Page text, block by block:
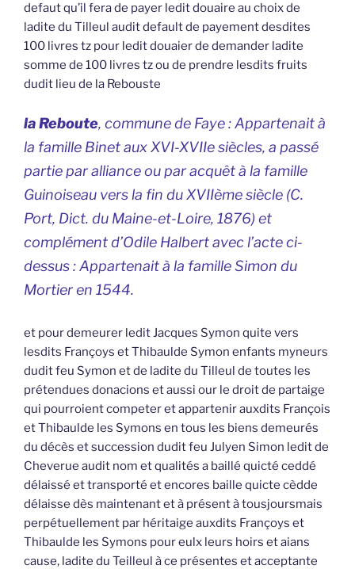
defaut qu’il fera de payer ledit douaire au choix de
ladite du Tilleul audit default de payement desdites
100 livres tz pour ledit douaier de demander ladite
somme de 100 livres tz ou de prendre lesdits fruits
dudit lieu de la Rebouste
la Reboute, commune de Faye : Appartenait à
la famille Binet aux XVI-XVIIe siècles, a passé
partie par alliance ou par acquêt à la famille
Guinoiseau vers la fin du XVIIème siècle (C.
Port, Dict. du Maine-et-Loire, 1876) et
complément d’Odile Halbert avec l’acte ci-
dessus : Appartenait à la famille Simon du
Mortier en 1544.
et pour demeurer ledit Jacques Symon quite vers
lesdits Françoys et Thibaulde Symon enfants myneurs
dudit feu Symon et de ladite du Tilleul de toutes les
prétendues donacions et aussi our le droit de partaige
qui pourroient competer et appartenir auxdits François
et Thibaulde les Symons en tous les biens demeurés
du décès et succession dudit feu Julyen Simon ledit de
Cheverue audit nom et qualités a baillé quicté ceddé
délaissé et transporté et encores baille quicte cèdde
délaisse dès maintenant et à présent à tousjoursmais
perpétuellement par héritaige auxdits Françoys et
Thibaulde les Symons pour eulx leurs hoirs et aians
cause, ladite du Teilleul à ce présentes et acceptante